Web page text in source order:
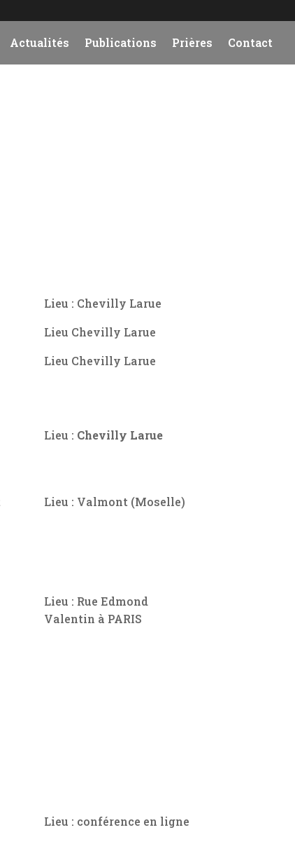
Actualités Publications Prières Contact
Lieu : Chevilly Larue
Lieu Chevilly Larue
Lieu Chevilly Larue
Lieu : Chevilly Larue
Lieu : Valmont (Moselle)
Lieu : Rue Edmond
Valentin à PARIS
Lieu : conférence en ligne